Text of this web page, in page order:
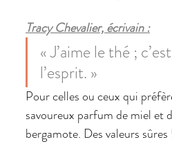
Tracy Chevalier, écrivain :
« J’aime le thé ;
l’esprit. »
Pour celles ou ceux qui
savoureux parfum de miel et
bergamote. Des valeurs sûres